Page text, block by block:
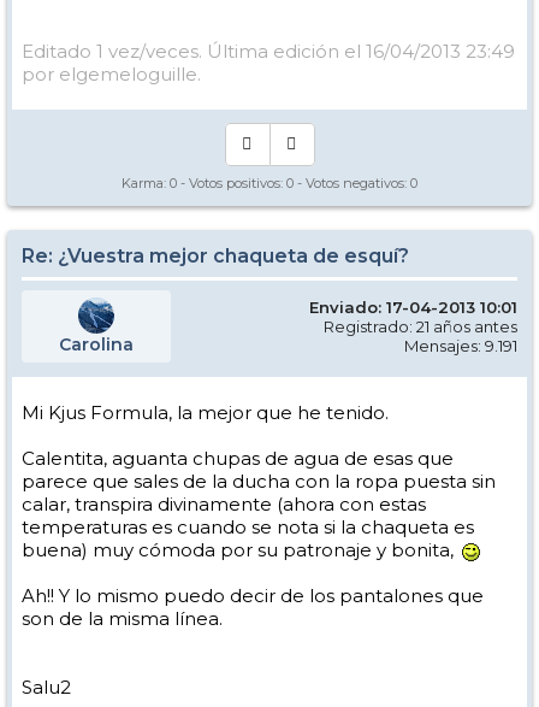
Editado 1 vez/veces. Última edición el 16/04/2013 23:49
por elgemeloguille.
Karma: 0 - Votos positivos: 0 - Votos negativos: 0
Re: ¿Vuestra mejor chaqueta de esquí?
Carolina
Enviado: 17-04-2013 10:01
Registrado: 21 años antes
Mensajes: 9.191
Mi Kjus Formula, la mejor que he tenido.
Calentita, aguanta chupas de agua de esas que
parece que sales de la ducha con la ropa puesta sin
calar, transpira divinamente (ahora con estas
temperaturas es cuando se nota si la chaqueta es
buena) muy cómoda por su patronaje y bonita,
Ah!! Y lo mismo puedo decir de los pantalones que
son de la misma línea.
Salu2